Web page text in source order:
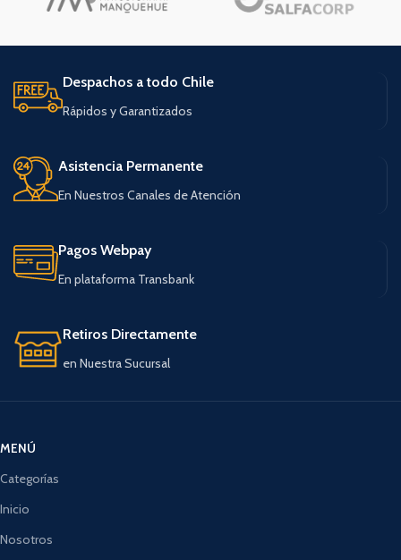
Despachos a todo Chile
Rápidos y Garantizados
Asistencia Permanente
En Nuestros Canales de Atención
Pagos Webpay
En plataforma Transbank
Retiros Directamente
en Nuestra Sucursal
MENÚ
Categorías
Inicio
Nosotros